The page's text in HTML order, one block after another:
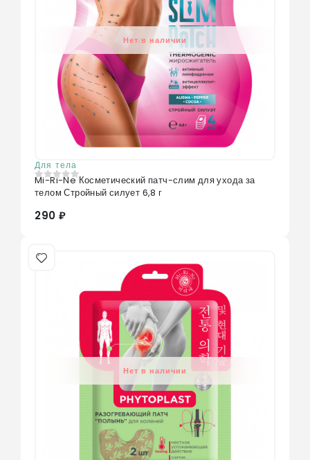
Нет в наличии
Для тела
0из 5
Mi-Ri-Ne Косметический патч-слим для ухода за
телом Стройный силует 6,8 г
290 ₽
Нет в наличии